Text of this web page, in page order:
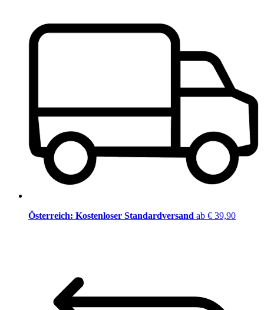
Österreich: Kostenloser Standardversand ab € 39,90